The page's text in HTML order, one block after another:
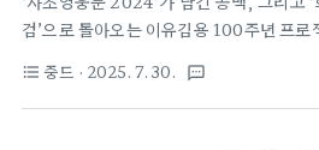
케미스트리는 액션뿐 아니라 정서적인 측
검: 동사서독 (华山论剑：东邪西毒)방영
센트비디오 (Tencent Video)공개..
검’으로 돌아오는 이유김용 100주년 프로
부만을 끝까지 내보낸 뒤, “다섯 고수의 프
다”는 예고를 남긴 채 사라졌다. 기다리던
format_list_bulleted 중드 · 2025. 7. 30. textsms